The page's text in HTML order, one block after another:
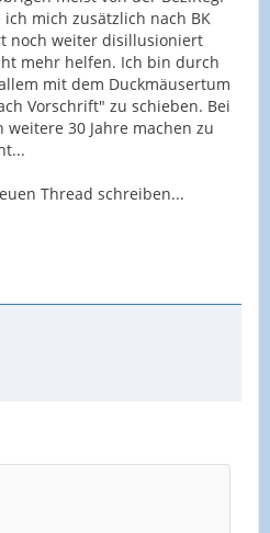
mich zusätzlich nach BK
noch weiter disillusioniert
mehr helfen. Ich bin durch
mit dem Duckmäusertum
Vorschrift" zu schieben. Bei
weitere 30 Jahre machen zu
Thread schreiben...